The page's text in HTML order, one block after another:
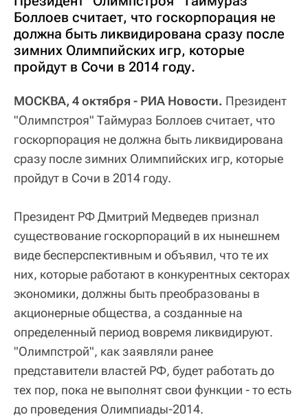
Боллоев считает, что госкорпорация не
должна быть ликвидирована сразу после
зимних Олимпийских игр, которые
пройдут в Сочи в 2014 году.
МОСКВА, 4 октября - РИА Новости. Президент
"Олимпстроя" Таймураз Боллоев считает, что
госкорпорация не должна быть ликвидирована
сразу после зимних Олимпийских игр, которые
пройдут в Сочи в 2014 году.
Президент РФ Дмитрий Медведев признал
существование госкорпораций в их нынешнем
виде бесперспективным и объявил, что те их
них, которые работают в конкурентных секторах
экономики, должны быть преобразованы в
акционерные общества, а созданные на
определенный период вовремя ликвидируют.
"Олимпстрой", как заявляли ранее
представители властей РФ, будет работать до
тех пор, пока не выполнят свои функции - то есть
до проведения Олимпиады-2014.